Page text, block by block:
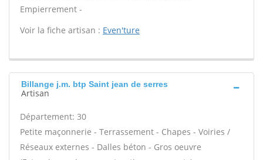
Empierrement -
Voir la fiche artisan : Even'ture
Billange j.m. btp Saint jean de serres
Artisan
Département: 30
Petite maçonnerie - Terrassement - Chapes - Voiries /
Réseaux externes - Dalles béton - Gros oeuvre